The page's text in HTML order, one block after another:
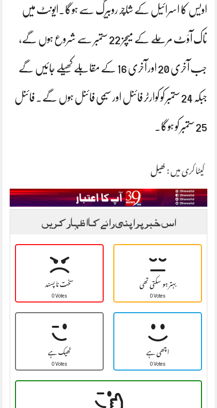
اویس کا اسرائیل کے شاچر روبیرگ سے ہوگا۔ایونٹ میں
ناک آؤٹ مرحلے کے میچز 22 ستمبر سے شروع ہوں گے،
جب آخری 20 اور آخری 16 کے مقابلے کھیلے جائیں گے
جبکہ 24 ستمبر کو کوارٹر فائنل اور سیمی فائنل ہوں گے۔ فائنل
25 ستمبر کو ہوگا۔
کیٹاگری میں :کھیل
اس خبر پر اپنی رائے کا اظہار کریں
سخت نا پسند
0 Votes بہتر ہو سکتی تھی
0 Votes
ٹھیک ہے
0 Votes اچھی ہے
0 Votes